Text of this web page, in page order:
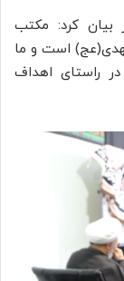
بیان کرد: مکتب
است و ما
راستای اهداف